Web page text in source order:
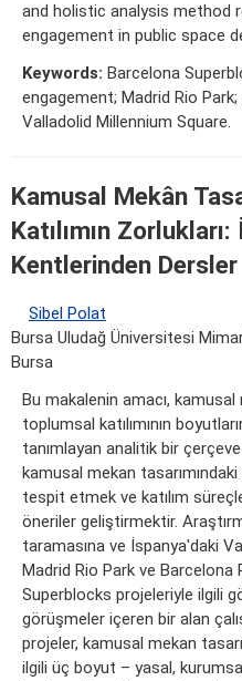
and holistic analysis method
engagement in public space
Keywords: Barcelona
engagement; Madrid Rio
Valladolid Millennium Square.
Kamusal Mekân
Katılımın Zorlukları:
Kentlerinden Dersler
Sibel Polat
Bursa Uludağ Üniversitesi
Bursa
Bu makalenin amacı, kamusal
toplumsal katılımının
tanımlayan analitik bir
kamusal mekan tasarımındaki
tespit etmek ve katılım
öneriler geliştirmektir.
taramasına ve İspanya'daki
Madrid Rio Park ve
Superblocks projeleriyle ilgili
görüşmeler içeren bir alan
projeler, kamusal mekan
ilgili üç boyut – yasal,